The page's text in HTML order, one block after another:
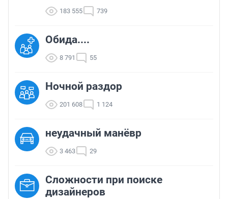
183 555 739
Обида....
8 791 55
Ночной раздор
201 608 1 124
неудачный манёвр
3 463 29
Сложности при поиске
дизайнеров